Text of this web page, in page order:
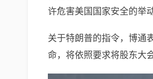
许危害美国国家安全的举
关于特朗普的指令，博通
命，将依照要求将股东大